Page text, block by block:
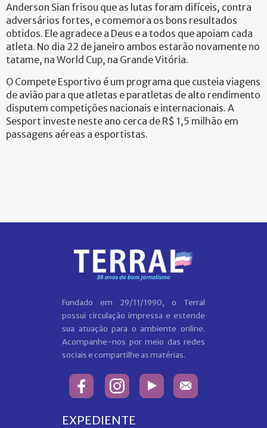
Anderson Sian frisou que as lutas foram difíceis, contra
adversários fortes, e comemora os bons resultados
obtidos. Ele agradece a Deus e a todos que apoiam cada
atleta. No dia 22 de janeiro ambos estarão novamente no
tatame, na World Cup, na Grande Vitória.
O Compete Esportivo é um programa que custeia viagens
de avião para que atletas e paratletas de alto rendimento
disputem competições nacionais e internacionais. A
Sesport investe neste ano cerca de R$ 1,5 milhão em
passagens aéreas a esportistas.
Fundado em 29/11/1990, o Terral
possui circulação impressa e estende
sua atuação para o ambiente online.
Acompanhe-nos por meio das redes
sociais e compartilhe as matérias.
EXPEDIENTE